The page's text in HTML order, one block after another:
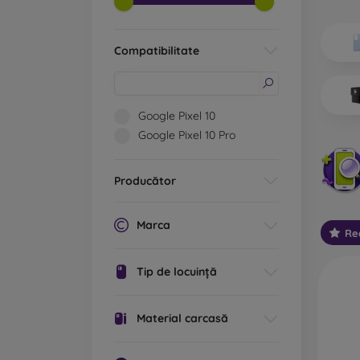
Compatibilitate
Google Pixel 10
Google Pixel 10 Pro
Producător
Marca
Tip de locuință
Material carcasă
Ce